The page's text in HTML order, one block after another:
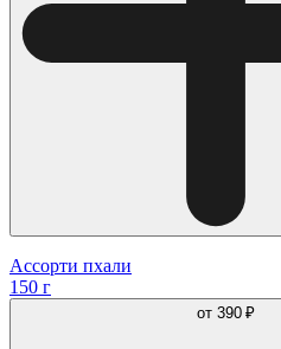
Ассорти пхали
150 г
от 390 ₽